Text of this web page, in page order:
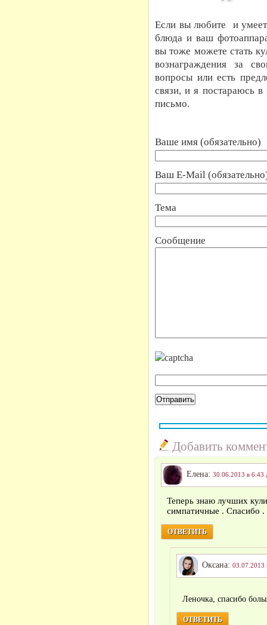
Если вы любите и
блюда и ваш
вы тоже можете стать
вознаграждения за
вопросы или есть
связи, и я постараюсь
письмо.
Ваше имя (обязательно)
Ваш E-Mail
Тема
Сообщение
Добавить
Елена: 30.06.2013 в 6:43
Теперь знаю лучших
симпатичные . Спасибо .
ОТВЕТИТЬ
Оксана: 03.07.2013
Леночка, спасибо
ОТВЕТИТЬ